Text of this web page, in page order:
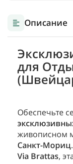
Описание
для
Обеспечьте
живописном
Санкт-Мориц
Via Brattas,